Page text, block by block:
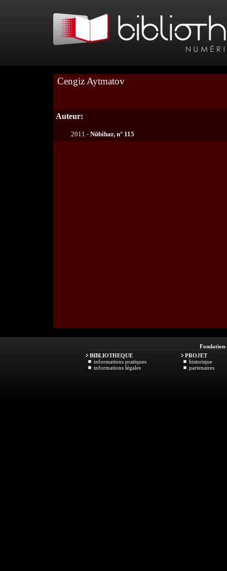
Cengiz Aytmatov
Auteur:
2011 - Nûbihar, n° 115
Fondation
BIBLIOTHEQUE
informations pratiques
informations légales
PROJET
historique
partenaires